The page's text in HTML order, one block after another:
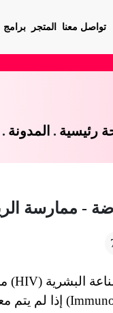
تواصل معنا المتجر برامج
رئيسية . المدونة .
- ممارسة